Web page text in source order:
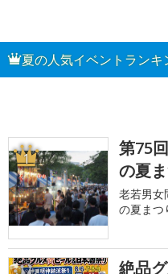
夏の人気イベントランキ
1
第75
の夏
老若男女
の夏まつ
絶品